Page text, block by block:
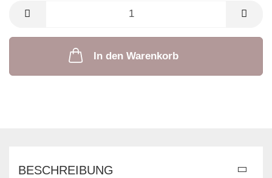
Stück
In den Warenkorb
BESCHREIBUNG